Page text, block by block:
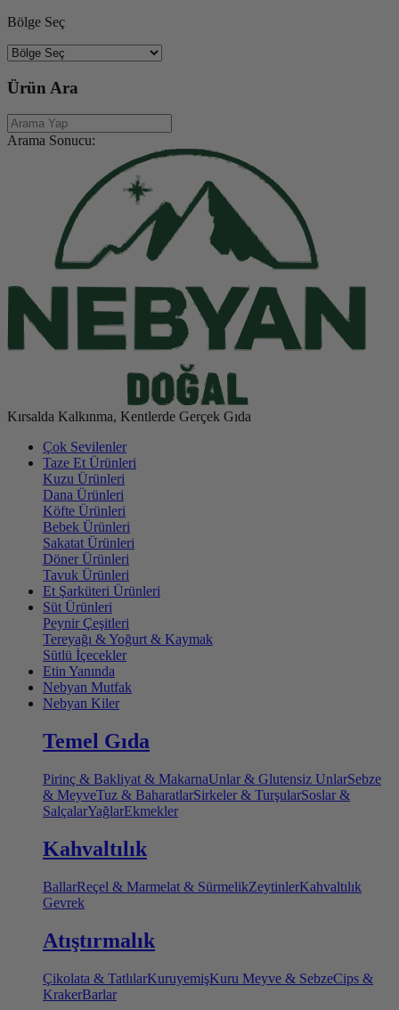
Bölge Seç
Ürün Ara
Arama Sonucu:
Kırsalda Kalkınma, Kentlerde Gerçek Gıda
Çok Sevilenler
Taze Et Ürünleri
Kuzu Ürünleri
Dana Ürünleri
Köfte Ürünleri
Bebek Ürünleri
Sakatat Ürünleri
Döner Ürünleri
Tavuk Ürünleri
Et Şarküteri Ürünleri
Süt Ürünleri
Peynir Çeşitleri
Tereyağı & Yoğurt & Kaymak
Sütlü İçecekler
Etin Yanında
Nebyan Mutfak
Nebyan Kiler
Temel Gıda
Pirinç & Bakliyat & MakarnaUnlar & Glutensiz UnlarSebze
& MeyveTuz & BaharatlarSirkeler & TurşularSoslar &
SalçalarYağlarEkmekler
Kahvaltılık
BallarReçel & Marmelat & SürmelikZeytinlerKahvaltılık
Gevrek
Atıştırmalık
Çikolata & TatlılarKuruyemişKuru Meyve & SebzeCips &
KrakerBarlar